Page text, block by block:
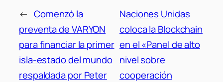
← Comenzó la
preventa de VARYON
para financiar la primer
isla-estado del mundo
respaldada por Peter
Naciones Unidas
coloca la Blockchain
en el «Panel de alto
nivel sobre
cooperación